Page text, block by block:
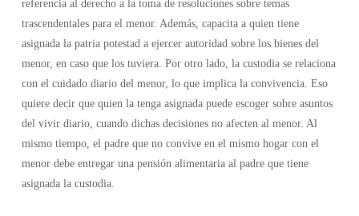
referencia al derecho a la toma de resoluciones sobre temas
trascendentales para el menor. Además, capacita a quien tiene
asignada la patria potestad a ejercer autoridad sobre los bienes del
menor, en caso que los tuviera. Por otro lado, la custodia se relaciona
con el cuidado diario del menor, lo que implica la convivencia. Eso
quiere decir que quien la tenga asignada puede escoger sobre asuntos
del vivir diario, cuando dichas decisiones no afecten al menor. Al
mismo tiempo, el padre que no convive en el mismo hogar con el
menor debe entregar una pensión alimentaria al padre que tiene
asignada la custodia.